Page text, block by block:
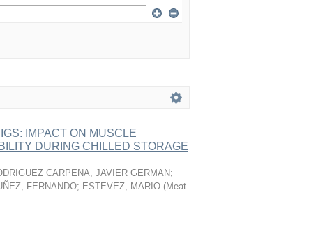
IMPACT ON MUSCLE
DURING CHILLED STORAGE
CARPENA, JAVIER GERMAN;
FERNANDO; ESTEVEZ, MARIO (Meat